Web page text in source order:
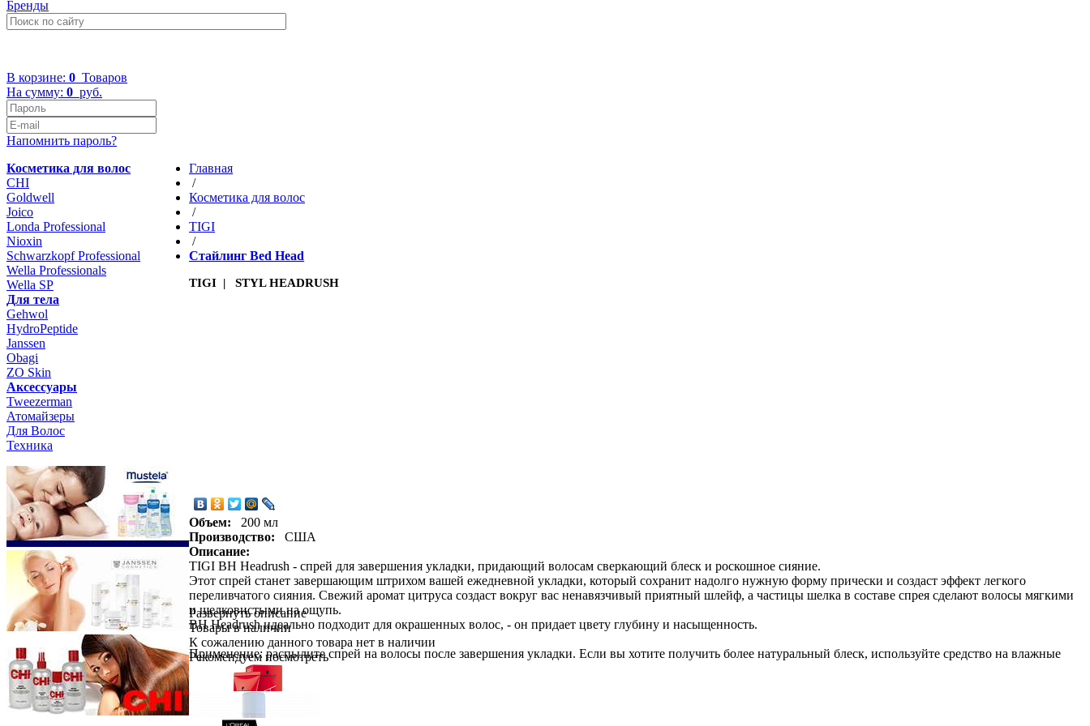
Бренды
В корзине: 0 Товаров
На сумму: 0 руб.
Напомнить пароль?
Косметика для волос
CHI
Goldwell
Joico
Londa Professional
Nioxin
Schwarzkopf Professional
Wella Professionals
Wella SP
Для тела
Gehwol
HydroPeptide
Janssen
Obagi
ZO Skin
Aксессуары
Tweezerman
Атомайзеры
Для Волос
Техника
Главная
/
Косметика для волос
/
TIGI
/
Стайлинг Bed Head
TIGI | STYL HEADRUSH
Объем:
200 мл
Производство:
США
Описание:
TIGI BH Headrush - спрей для завершения укладки, придающий волосам сверкающий блеск и роскошное сияние.
Этот спрей станет завершающим штрихом вашей ежедневной укладки, который сохранит надолго нужную форму прически и создаст эффект легкого
переливчатого сияния. Свежий аромат цитруса создаст вокруг вас ненавязчивый приятный шлейф, а частицы шелка в составе спрея сделают волосы мягкими
и шелковистыми на ощупь.
BH Headrush идеально подходит для окрашенных волос, - он придает цвету глубину и насыщенность.
Применение: распылите спрей на волосы после завершения укладки. Если вы хотите получить более натуральный блеск, используйте средство на влажные
Развернуть описание
Товары в наличии
К сожалению данного товара нет в наличии
Рекомендуем посмотреть